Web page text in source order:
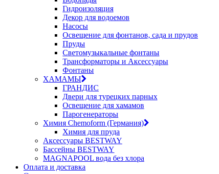
Гидроизоляция
Декор для водоемов
Насосы
Освещение для фонтанов, сада и прудов
Пруды
Светомузыкальные фонтаны
Трансформаторы и Аксессуары
Фонтаны
ХАМАМЫ
ГРАНДИС
Двери для турецких парных
Освещение для хамамов
Парогенераторы
Химия Chemoform (Германия)
Химия для пруда
Аксессуары BESTWAY
Бассейны BESTWAY
MAGNAPOOL вода без хлора
Оплата и доставка